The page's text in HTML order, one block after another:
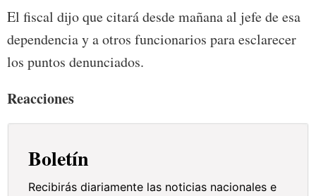
El fiscal dijo que citará desde mañana al jefe de esa
dependencia y a otros funcionarios para esclarecer
los puntos denunciados.
Reacciones
Boletín
Recibirás diariamente las noticias nacionales e